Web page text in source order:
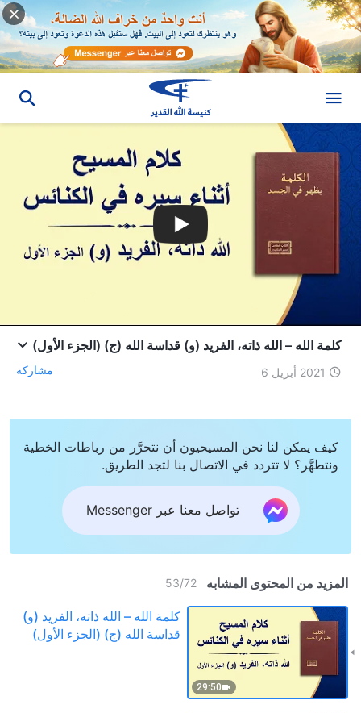
كلمة الله – الله ذاته، الفريد (و) قداسة الله (ج) (الجزء الأول)
2021 أبريل 6 مشاركة
كيف يمكن لنا نحن المسيحيون أن نتحرَّر من رباطات الخطية
ونتطهَّر؟ لا تتردد في الاتصال بنا لتجد الطريق.
تواصل معنا عبر Messenger
المزيد من المحتوى المشابه 53/72
29:50
كلمة الله – الله ذاته، الفريد (و)
قداسة الله (ج) (الجزء الأول)